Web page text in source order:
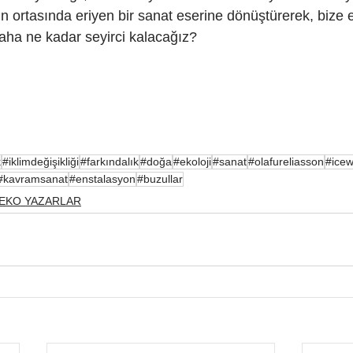
ortasında eriyen bir sanat eserine dönüştürerek,
ne kadar seyirci kalacağız?
#iklimdeğişikliği#farkındalık#doğa#ekoloji#sanat#olafureliasson
#enstalasyon#buzullar
YAZARLAR